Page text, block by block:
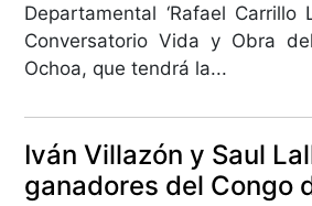
Departamental ‘Rafael Carrillo
Conversatorio Vida y Obra
Ochoa, que tendrá la...
Iván Villazón y Saul
ganadores del Congo